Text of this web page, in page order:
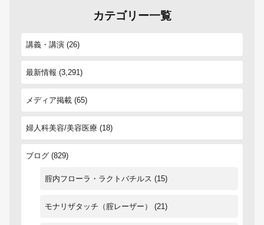
カテゴリー一覧
講義・講演 (26)
最新情報 (3,291)
メディア掲載 (65)
婦人科美容/美容医療 (18)
ブログ (829)
腟内フローラ・ラクトバチルス (15)
モナリザタッチ（腟レーザー） (21)